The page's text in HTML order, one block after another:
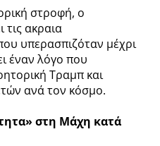
στροφή, ο
τις ακραια
υπερασπιζόταν μέχρι
έναν λόγο που
Τραμπ και
ανά τον κόσμο.
στη Μάχη κατά